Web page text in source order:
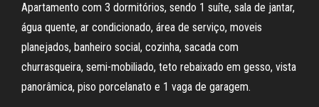
Apartamento com 3 dormitórios, sendo 1 suíte, sala de jantar,
água quente, ar condicionado, área de serviço, moveis
planejados, banheiro social, cozinha, sacada com
churrasqueira, semi-mobiliado, teto rebaixado em gesso, vista
panorâmica, piso porcelanato e 1 vaga de garagem.